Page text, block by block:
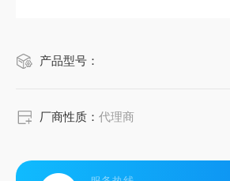
产品型号：
厂商性质：代理商